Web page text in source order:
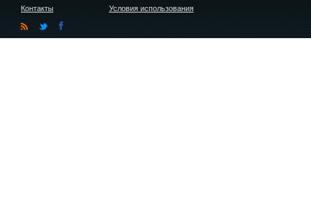
Контакты
Условия использования